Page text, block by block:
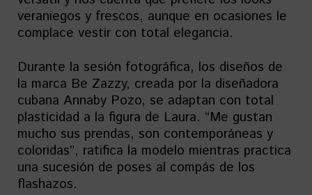
veraniegos y frescos, aunque en ocasiones le
complace vestir con total elegancia.
Durante la sesión fotográfica, los diseños de
la marca Be Zazzy, creada por la diseñadora
cubana Annaby Pozo, se adaptan con total
plasticidad a la figura de Laura. “Me gustan
mucho sus prendas, son contemporáneas y
coloridas”, ratifica la modelo mientras practica
una sucesión de poses al compás de los
flashazos.